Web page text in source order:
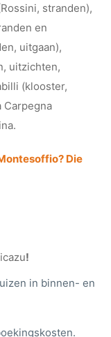
stranden),
en
uitgaan),
uitzichten,
(klooster,
Carpegna
Die
!
in binnen- en